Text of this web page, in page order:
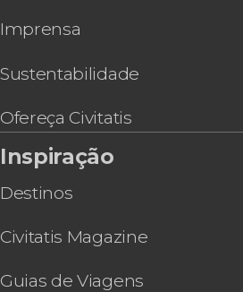
Ingresso para o Teatro La
Ducal com ingressos
Veneza
Ingresso do Palácio das
Ingresso da coleção de Peggy
Experiência de realidade virtual
Imprensa
Sustentabilidade
Ofereça Civitatis
Inspiração
Destinos
Civitatis Magazine
Guias de Viagens